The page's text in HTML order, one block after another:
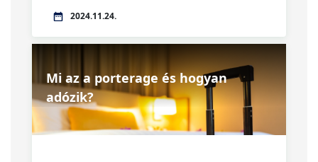
2024.11.24.
Mi az a porterage és hogyan
adózik?